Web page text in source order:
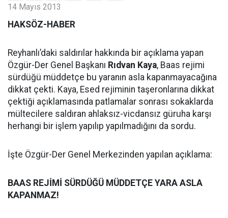
14 Mayıs 2013
HAKSÖZ-HABER
Reyhanlı’daki saldırılar hakkında bir açıklama yapan
Özgür-Der Genel Başkanı Rıdvan Kaya, Baas rejimi
sürdüğü müddetçe bu yaranın asla kapanmayacağına
dikkat çekti. Kaya, Esed rejiminin taşeronlarına dikkat
çektiği açıklamasında patlamalar sonrası sokaklarda
mültecilere saldıran ahlaksız-vicdansız güruha karşı
herhangi bir işlem yapılıp yapılmadığını da sordu.
İşte Özgür-Der Genel Merkezinden yapılan açıklama:
BAAS REJİMİ SÜRDÜĞÜ MÜDDETÇE YARA ASLA
KAPANMAZ!